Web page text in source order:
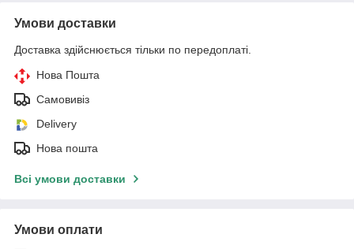
Умови доставки
Доставка здійснюється тільки по передоплаті.
Нова Пошта
Самовивіз
Delivery
Нова пошта
Всі умови доставки
Умови оплати